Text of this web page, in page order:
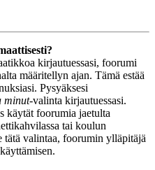
kirjautuessasi, foorumi
määritellyn ajan. Tämä estää
Pysyäksesi
minut-valinta kirjautuessasi.
käytät foorumia jaetulta
tai koulun
tätä valintaa, foorumin ylläpitäjä